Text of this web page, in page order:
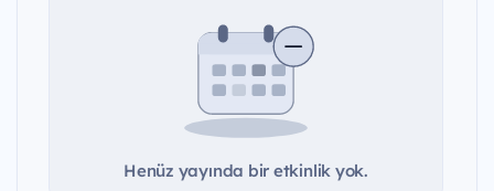
Henüz yayında bir etkinlik yok.